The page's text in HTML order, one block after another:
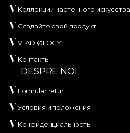
Коллекции настенного искусства
Создайте свой продукт
VLADIØLOGY
Контакты
DESPRE NOI
Formular retur
Условия и положения
Конфиденциальность